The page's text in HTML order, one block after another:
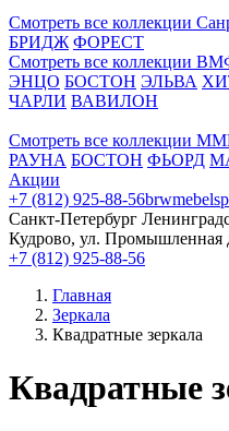
Смотреть все коллекции
БРИДЖ ФОРЕСТ
Смотреть все коллекции
ЭНЦО БОСТОН ЭЛЬВА
ЧАРЛИ ВАВИЛОН
Смотреть все коллекции
РАУНА БОСТОН ФЬОРД
Акции
+7 (812) 925-88-56
Санкт-Петербург
Кудрово, ул. Промышленная
+7 (812) 925-88-56
Главная
Зеркала
Квадратные зеркала
Квадратные